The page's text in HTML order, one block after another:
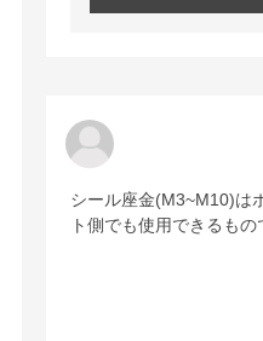
シール座金(M3~M10)は